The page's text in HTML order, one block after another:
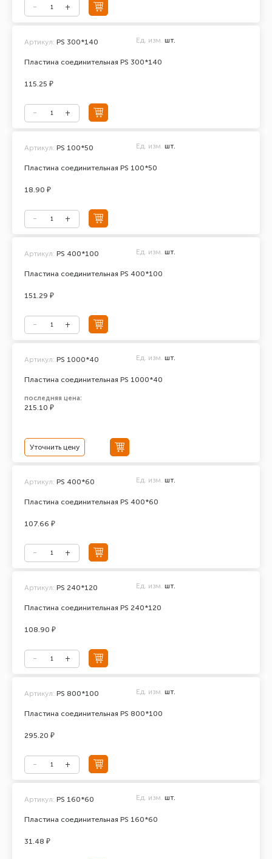
Пластина соединительная PS 300*140
Артикул: PS 300*140 Ед. изм. шт.
115.25 ₽
Пластина соединительная PS 100*50
Артикул: PS 100*50 Ед. изм. шт.
18.90 ₽
Пластина соединительная PS 400*100
Артикул: PS 400*100 Ед. изм. шт.
151.29 ₽
Пластина соединительная PS 1000*40
Артикул: PS 1000*40 Ед. изм. шт.
последняя цена:
215.10 ₽
Уточнить цену
Пластина соединительная PS 400*60
Артикул: PS 400*60 Ед. изм. шт.
107.66 ₽
Пластина соединительная PS 240*120
Артикул: PS 240*120 Ед. изм. шт.
108.90 ₽
Пластина соединительная PS 800*100
Артикул: PS 800*100 Ед. изм. шт.
295.20 ₽
Пластина соединительная PS 160*60
Артикул: PS 160*60 Ед. изм. шт.
31.48 ₽